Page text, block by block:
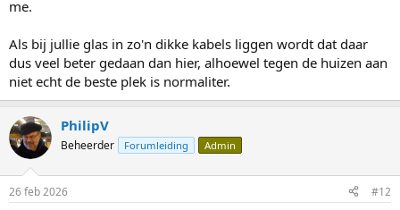
me.
Als bij jullie glas in zo'n dikke kabels liggen wordt dat daar
dus veel beter gedaan dan hier, alhoewel tegen de huizen aan
niet echt de beste plek is normaliter.
PhilipV
Beheerder Forumleiding Admin
26 feb 2026 #12